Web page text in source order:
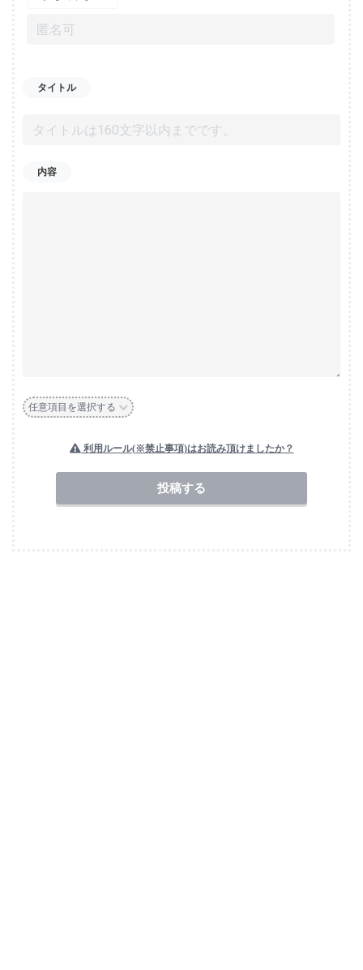
任意項目を選択する
利用ルール(※禁止事項)はお読み頂けましたか？